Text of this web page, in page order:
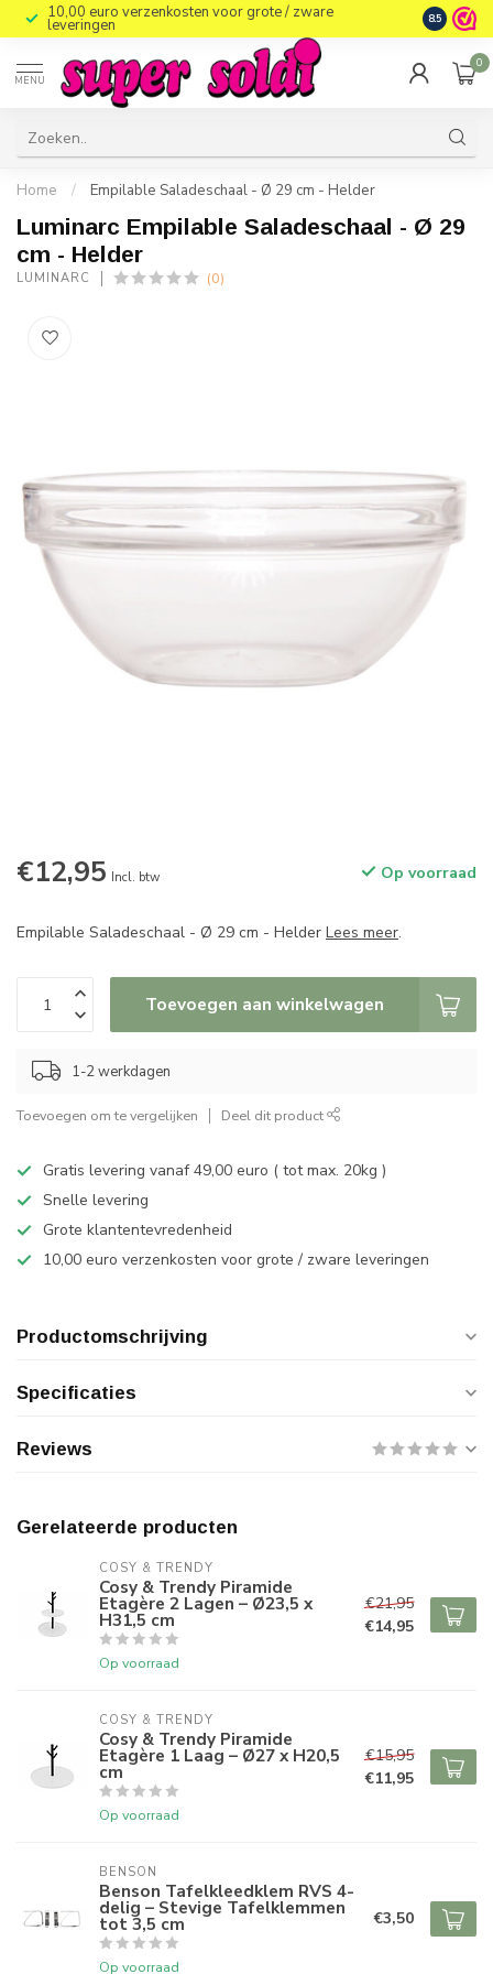
10,00 euro verzenkosten voor grote / zware
leveringen 8.5
MENU
0
Home / Empilable Saladeschaal - Ø 29 cm - Helder
Luminarc Empilable Saladeschaal - Ø 29
cm - Helder
LUMINARC (0)
€12,95 Incl. btw Op voorraad
Empilable Saladeschaal - Ø 29 cm - Helder Lees meer.
Toevoegen aan winkelwagen
1-2 werkdagen
Toevoegen om te vergelijken Deel dit product
Gratis levering vanaf 49,00 euro ( tot max. 20kg )
Snelle levering
Grote klantentevredenheid
10,00 euro verzenkosten voor grote / zware leveringen
Productomschrijving
Specificaties
Reviews
Gerelateerde producten
COSY & TRENDY
Cosy & Trendy Piramide
Etagère 2 Lagen – Ø23,5 x
H31,5 cm
Op voorraad
€21,95
€14,95
COSY & TRENDY
Cosy & Trendy Piramide
Etagère 1 Laag – Ø27 x H20,5
cm
Op voorraad
€15,95
€11,95
BENSON
Benson Tafelkleedklem RVS 4-
delig – Stevige Tafelklemmen
tot 3,5 cm
Op voorraad
€3,50